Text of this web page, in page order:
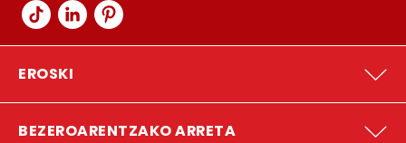
EROSKI
BEZEROARENTZAKO ARRETA